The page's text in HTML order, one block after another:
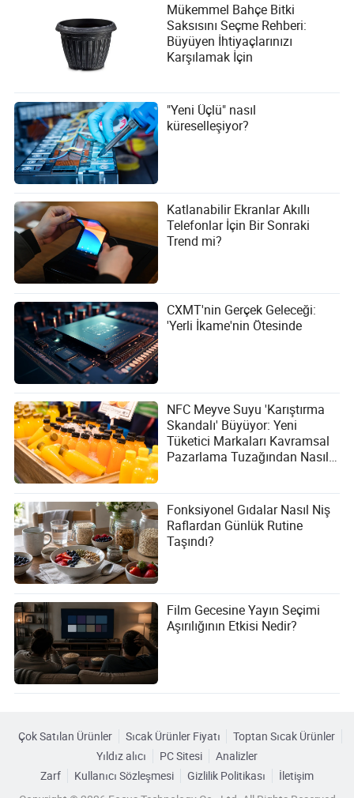
Mükemmel Bahçe Bitki
Saksısını Seçme Rehberi:
Büyüyen İhtiyaçlarınızı
Karşılamak İçin
"Yeni Üçlü" nasıl
küreselleşiyor?
Katlanabilir Ekranlar Akıllı
Telefonlar İçin Bir Sonraki
Trend mi?
CXMT'nin Gerçek Geleceği:
'Yerli İkame'nin Ötesinde
NFC Meyve Suyu 'Karıştırma
Skandalı' Büyüyor: Yeni
Tüketici Markaları Kavramsal
Pazarlama Tuzağından Nasıl
Fonksiyonel Gıdalar Nasıl Niş
Raflardan Günlük Rutine
Taşındı?
Film Gecesine Yayın Seçimi
Aşırılığının Etkisi Nedir?
Çok Satılan Ürünler Sıcak Ürünler Fiyatı
Toptan Sıcak Ürünler
Yıldız alıcı
PC Sitesi
Analizler
Zarf
Kullanıcı Sözleşmesi Gizlilik Politikası
İletişim